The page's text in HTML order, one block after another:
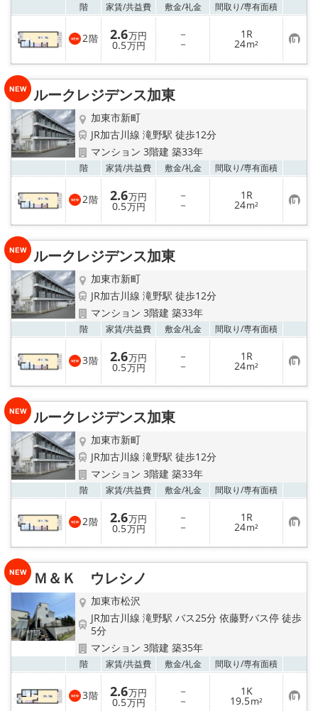
階 家賃/共益費 敷金/礼金 間取り/専有面積
2階 2.6万円
0.5万円
－
－
1R
24m² お
気
に
り
ルークレジデンス加東
加東市新町
JR加古川線 滝野駅 徒歩12分
マンション 3階建 築33年
階 家賃/共益費 敷金/礼金 間取り/専有面積
2階 2.6万円
0.5万円
－
－
1R
24m² お
気
に
り
ルークレジデンス加東
加東市新町
JR加古川線 滝野駅 徒歩12分
マンション 3階建 築33年
階 家賃/共益費 敷金/礼金 間取り/専有面積
3階 2.6万円
0.5万円
－
－
1R
24m² お
気
に
り
ルークレジデンス加東
加東市新町
JR加古川線 滝野駅 徒歩12分
マンション 3階建 築33年
階 家賃/共益費 敷金/礼金 間取り/専有面積
2階 2.6万円
0.5万円
－
－
1R
24m² お
気
に
り
Ｍ＆Ｋ ウレシノ
加東市松沢
JR加古川線 滝野駅 バス25分 依藤野バス停 徒歩
5分
マンション 3階建 築35年
階 家賃/共益費 敷金/礼金 間取り/専有面積
3階 2.6万円
0.5万円
－
－
1K
19.5m² お